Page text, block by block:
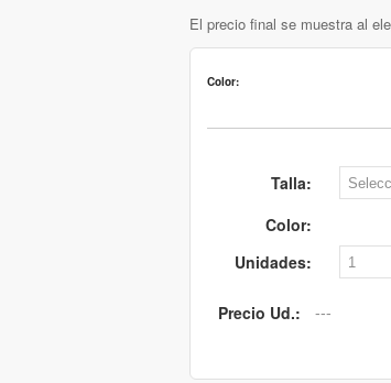
El precio final se muestra al
Color:
Talla:
Color:
Unidades:
Precio Ud.: